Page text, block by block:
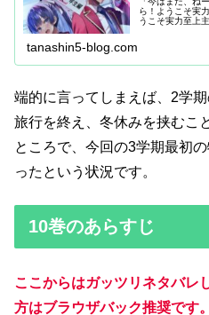
ら！ようこそ実
うこそ実力至上
tanashin5-blog.com
端的に言ってしまえば、2学
旅行を終え、冬休みを挟むこ
ところで、今回の3学期最初
ったという状況です。
10巻のあらすじ
ここからはガッツリネタバレ
方はブラウザバック推奨です。